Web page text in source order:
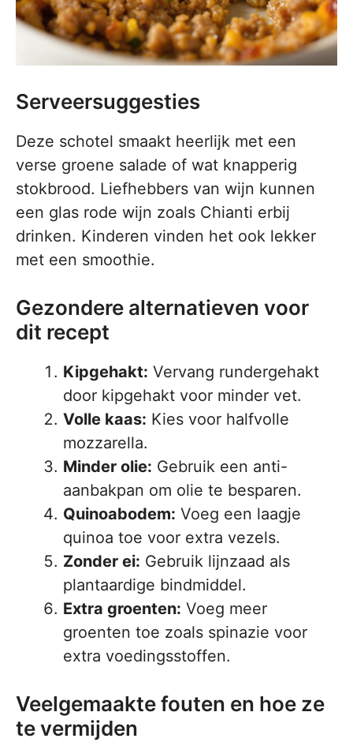
Serveersuggesties
Deze schotel smaakt heerlijk met een
verse groene salade of wat knapperig
stokbrood. Liefhebbers van wijn kunnen
een glas rode wijn zoals Chianti erbij
drinken. Kinderen vinden het ook lekker
met een smoothie.
Gezondere alternatieven voor
dit recept
Kipgehakt: Vervang rundergehakt
door kipgehakt voor minder vet.
Volle kaas: Kies voor halfvolle
mozzarella.
Minder olie: Gebruik een anti-
aanbakpan om olie te besparen.
Quinoabodem: Voeg een laagje
quinoa toe voor extra vezels.
Zonder ei: Gebruik lijnzaad als
plantaardige bindmiddel.
Extra groenten: Voeg meer
groenten toe zoals spinazie voor
extra voedingsstoffen.
Veelgemaakte fouten en hoe ze
te vermijden